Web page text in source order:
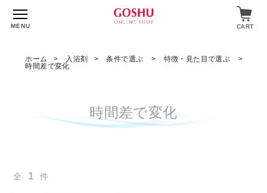
スキンケア
MENU CART
ホーム 入浴剤 条件で選ぶ
特徴・見た目で選ぶ
時間差で変化
時間差で変化
全 1 件